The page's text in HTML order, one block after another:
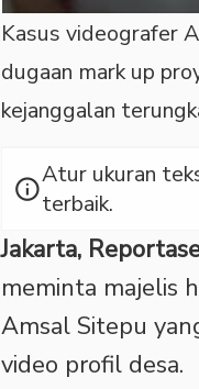
Kasus videografer
dugaan mark up
kejanggalan
infoAtur ukuran
terbaik.
Jakarta,
meminta majelis
Amsal Sitepu
video profil desa.